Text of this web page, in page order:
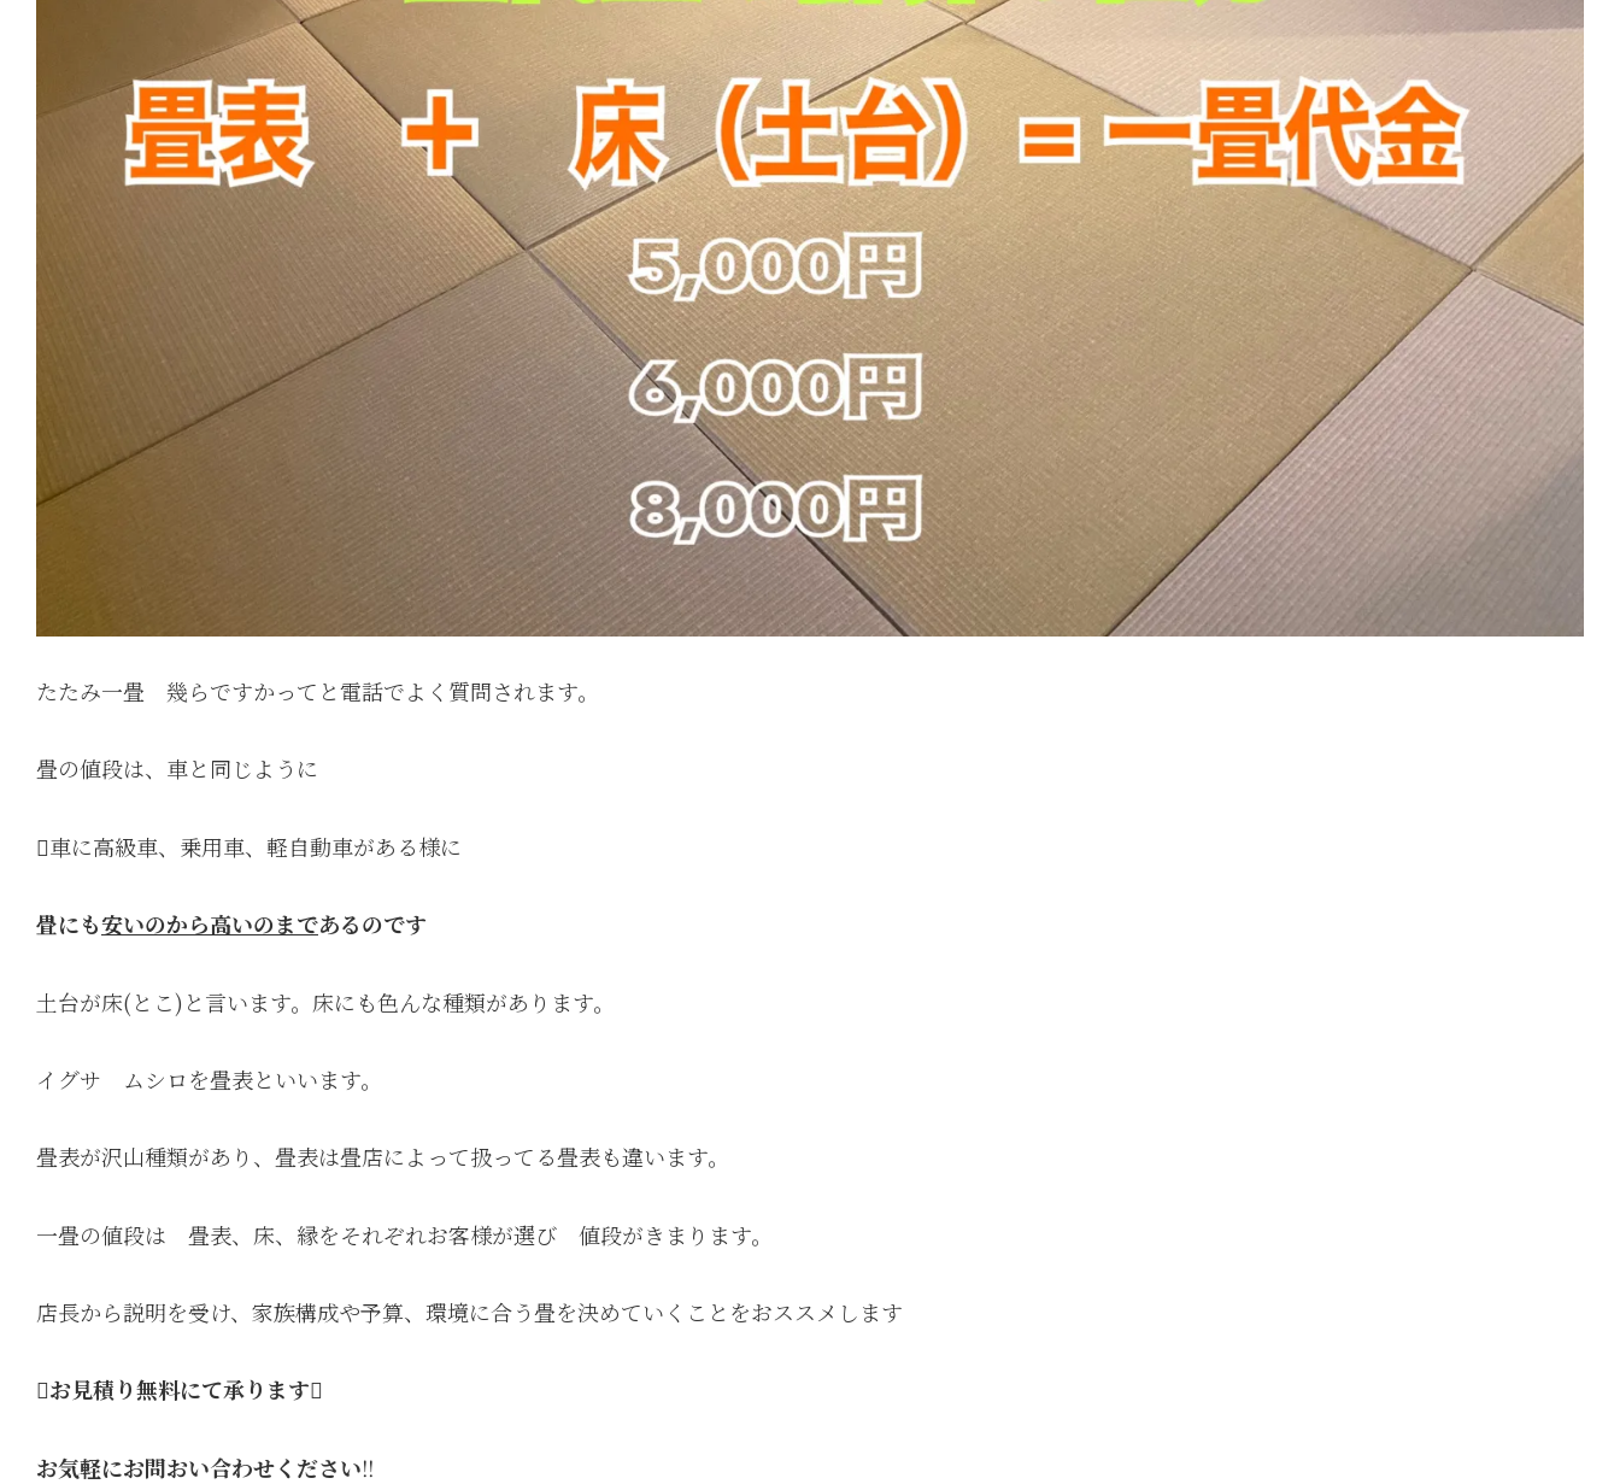
たたみ一畳 幾らですかってと電話でよく質問されます。
畳の値段は、車と同じように
車に高級車、乗用車、軽自動車がある様に
畳にも安いのから高いのまであるのです
土台が床(とこ)と言います。床にも色んな種類があります。
イグサ ムシロを畳表といいます。
畳表が沢山種類があり、畳表は畳店によって扱ってる畳表も違います。
一畳の値段は 畳表、床、縁をそれぞれお客様が選び 値段がきまります。
店長から説明を受け、家族構成や予算、環境に合う畳を決めていくことをおススメします
お見積り無料にて承ります
お気軽にお問おい合わせください‼️